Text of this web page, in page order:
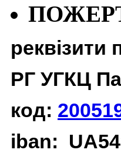
реквізити
РГ УГКЦ
код:
iban: